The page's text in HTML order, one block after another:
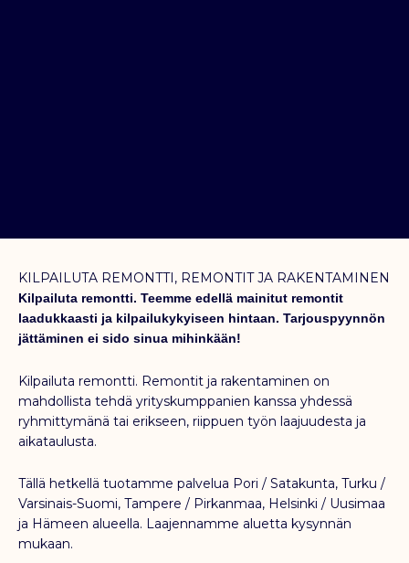
KILPAILUTA REMONTTI, REMONTIT JA RAKENTAMINEN
Kilpailuta remontti. Teemme edellä mainitut remontit
laadukkaasti ja kilpailukykyiseen hintaan. Tarjouspyynnön
jättäminen ei sido sinua mihinkään!
Kilpailuta remontti. Remontit ja rakentaminen on
mahdollista tehdä yrityskumppanien kanssa yhdessä
ryhmittymänä tai erikseen, riippuen työn laajuudesta ja
aikataulusta.
Tällä hetkellä tuotamme palvelua Pori / Satakunta, Turku /
Varsinais-Suomi, Tampere / Pirkanmaa, Helsinki / Uusimaa
ja Hämeen alueella. Laajennamme aluetta kysynnän
mukaan.